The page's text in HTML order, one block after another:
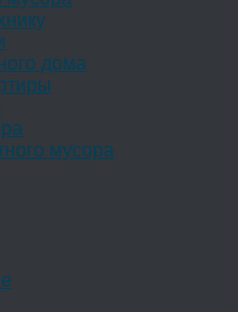
дома
мусора